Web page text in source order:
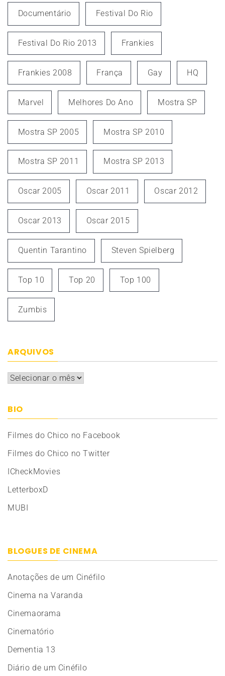
Documentário Festival Do Rio
Festival Do Rio 2013 Frankies
Frankies 2008 França Gay HQ
Marvel Melhores Do Ano Mostra SP
Mostra SP 2005 Mostra SP 2010
Mostra SP 2011 Mostra SP 2013
Oscar 2005 Oscar 2011 Oscar 2012
Oscar 2013 Oscar 2015
Quentin Tarantino Steven Spielberg
Top 10 Top 20 Top 100
Zumbis
ARQUIVOS
Arquivos
BIO
Filmes do Chico no Facebook
Filmes do Chico no Twitter
ICheckMovies
LetterboxD
MUBI
BLOGUES DE CINEMA
Anotações de um Cinéfilo
Cinema na Varanda
Cinemaorama
Cinematório
Dementia 13
Diário de um Cinéfilo